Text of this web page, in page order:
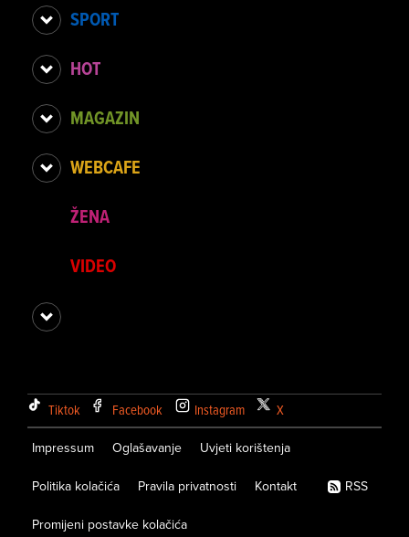
SPORT
HOT
MAGAZIN
WEBCAFE
ŽENA
VIDEO
Tiktok Facebook Instagram X
Impressum Oglašavanje Uvjeti korištenja
Politika kolačića Pravila privatnosti Kontakt
Promijeni postavke kolačića
RSS